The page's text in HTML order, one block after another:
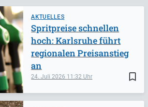
AKTUELLES
bookmark_border
24. Juli 2026 11:32
Spritpreise schnellen
hoch: Karlsruhe führt
regionalen Preisanstieg
an